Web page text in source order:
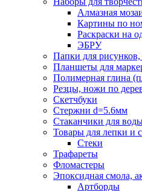
Алмазная
Картины по
Раскраски на
ЭБРУ
Папки для
Планшеты для
Полимерная глина
Резцы, ножи по
Скетчбуки
Стержни d=5.6мм
Стаканчики для
Товары для лепки и
Стеки
Трафареты
Фломастеры
Эпоксидная смола,
Артборды